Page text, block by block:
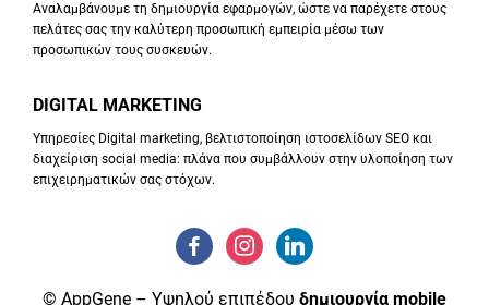
Αναλαμβάνουμε τη δημιουργία εφαρμογών, ώστε να παρέχετε στους
πελάτες σας την καλύτερη προσωπική εμπειρία μέσω των
προσωπικών τους συσκευών.
DIGITAL MARKETING
Υπηρεσίες Digital marketing, βελτιστοποίηση ιστοσελίδων SEO και
διαχείριση social media: πλάνα που συμβάλλουν στην υλοποίηση των
επιχειρηματικών σας στόχων.
© AppGene – Υψηλού επιπέδου δημιουργία mobile